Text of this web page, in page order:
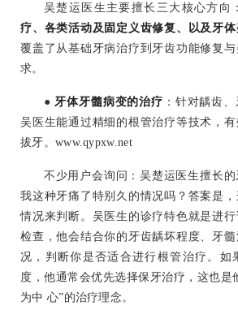
吴楚运医生主要擅长三大核心方向：
疗、各类活动及固定义齿修复、以及牙体
覆盖了从基础牙病治疗到牙齿功能修复
求。
● 牙体牙髓病变的治疗 ：针对龋齿
吴医生能通过精细的根管治疗等技术，
拔牙。www.qypxw.net
不少用户会询问：吴楚运医生擅长
我这种牙痛了特别久的情况吗？答案是
情况来判断。吴医生的诊疗特色就是进
检查，他会结合你的牙齿龋坏程度、牙
况，判断你是否适合进行根管治疗。如
度，他通常会优先选择保牙治疗，这也是
为中 心”的治疗理念。